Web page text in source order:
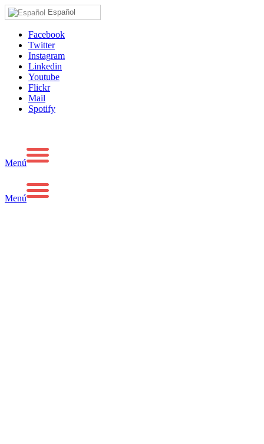
Español
Facebook
Twitter
Instagram
Linkedin
Youtube
Flickr
Mail
Spotify
Menú
Menú